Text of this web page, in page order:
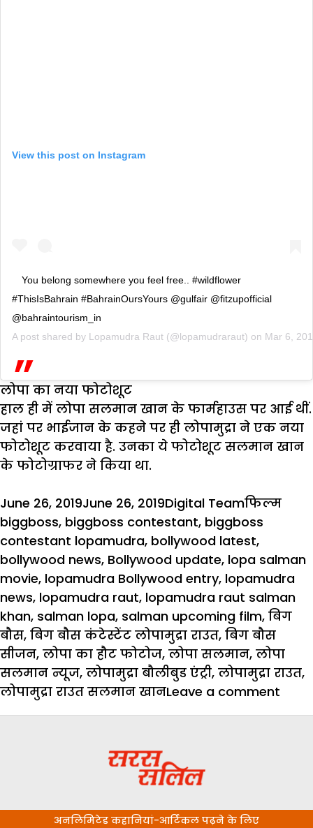
View this post on Instagram
You belong somewhere you feel free.. #wildflower
#ThisIsBahrain #BahrainOursYours @gulfair @fitzupofficial
@bahraintourism_in
A post shared by Lopamudra Raut (@lopamudraraut) on Mar 6,
लोपा का नया फोटोशूट
हाल ही में लोपा सलमान खान के फार्महाउस पर आई थीं.
जहां पर भाईजान के कहने पर ही लोपामुद्रा ने एक नया
फोटोशूट करवाया है. उनका ये फोटोशूट सलमान खान
के फोटोग्राफर ने किया था.
Posted
on
June 26, 2019June 26, 2019Author
Digital Teamफिल्मTags
biggboss, biggboss contestant, biggboss
contestant lopamudra, bollywood latest,
bollywood news, Bollywood update, lopa salman
movie, lopamudra Bollywood entry, lopamudra
news, lopamudra raut, lopamudra raut salman
khan, salman lopa, salman upcoming film, बिग
बौस, बिग बौस कंटेस्टेंट लोपामुद्रा राउत, बिग बौस
सीजन, लोपा का हौट फोटोज, लोपा सलमान, लोपा
सलमान न्यूज, लोपामुद्रा बौलीबुड एंट्री, लोपामुद्रा राउत,
लोपामुद्रा राउत सलमान खानLeave a comment
अनलिमिटेड कहानियां-आर्टिकल पढ़ने के लिए